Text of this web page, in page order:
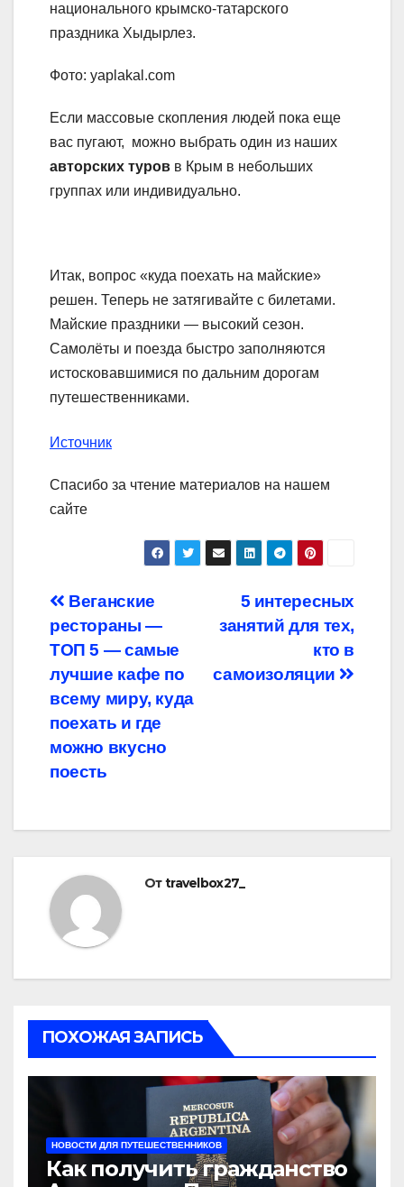
национального крымско-татарского
праздника Хыдырлез.
Фото: yaplakal.com
Если массовые скопления людей пока еще
вас пугают, можно выбрать один из наших
авторских туров в Крым в небольших
группах или индивидуально.
Итак, вопрос «куда поехать на майские»
решен. Теперь не затягивайте с билетами.
Майские праздники — высокий сезон.
Самолёты и поезда быстро заполняются
истосковавшимися по дальним дорогам
путешественниками.
Источник
Спасибо за чтение материалов на нашем
сайте
Навигация
по
записям
5 интересных
занятий для тех,
кто в
самоизоляции
Веганские
рестораны —
ТОП 5 — самые
лучшие кафе по
всему миру, куда
поехать и где
можно вкусно
поесть
Отtravelbox27_
ПОХОЖАЯ ЗАПИСЬ
НОВОСТИ ДЛЯ ПУТЕШЕСТВЕННИКОВ
Как получить гражданство